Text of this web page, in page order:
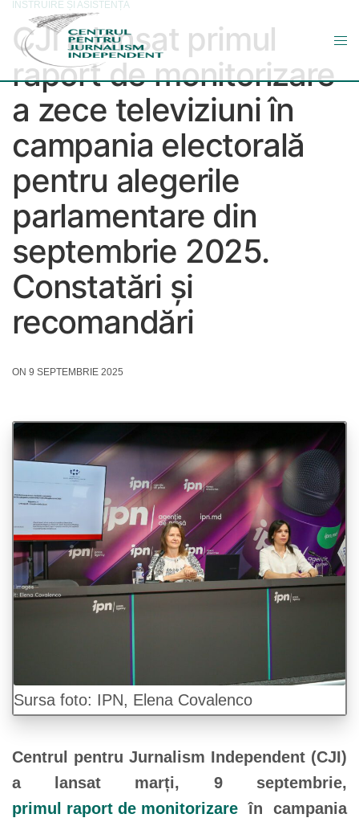
INSTRUIRE ȘI ASISTENȚĂ
CJI a lansat primul
raport de monitorizare
a zece televiziuni în
campania electorală
pentru alegerile
parlamentare din
septembrie 2025.
Constatări și
recomandări
ON 9 SEPTEMBRIE 2025
Sursa foto: IPN, Elena Covalenco
Centrul pentru Jurnalism Independent (CJI)
a lansat marți, 9 septembrie,
primul raport de monitorizare în campania